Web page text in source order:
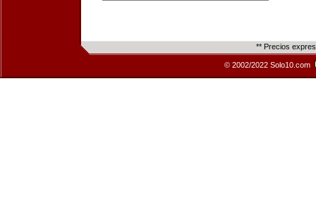
** Precios
© 2002/2022 Solo10.com